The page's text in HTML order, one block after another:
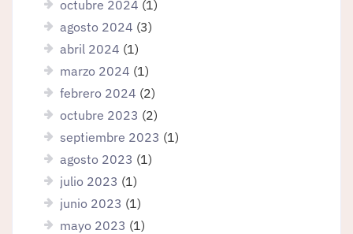
octubre 2024 (1)
agosto 2024 (3)
abril 2024 (1)
marzo 2024 (1)
febrero 2024 (2)
octubre 2023 (2)
septiembre 2023 (1)
agosto 2023 (1)
julio 2023 (1)
junio 2023 (1)
mayo 2023 (1)